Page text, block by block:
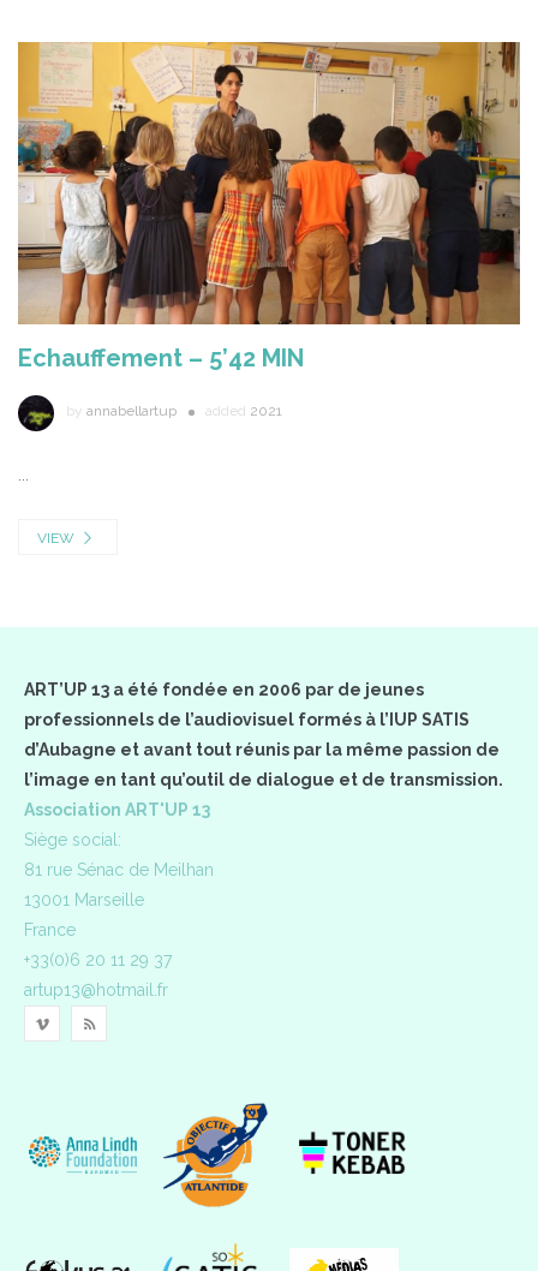
Echauffement – 5’42 MIN
by annabellartup added 2021
...
VIEW
ART’UP 13 a été fondée en 2006 par de jeunes
professionnels de l’audiovisuel formés à l’IUP SATIS
d’Aubagne et avant tout réunis par la même passion de
l’image en tant qu’outil de dialogue et de transmission.
Association ART'UP 13
Siège social:
81 rue Sénac de Meilhan
13001 Marseille
France
+33(0)6 20 11 29 37
artup13@hotmail.fr